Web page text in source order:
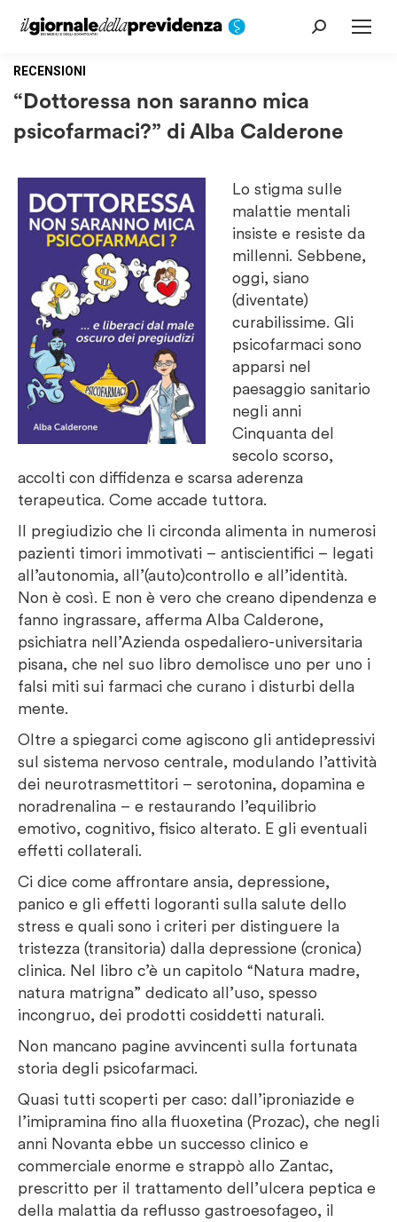
Cerca:
RECENSIONI
“Dottoressa non saranno mica
psicofarmaci?” di Alba Calderone
Lo stigma sulle
malattie mentali
insiste e resiste da
millenni. Sebbene,
oggi, siano
(diventate)
curabilissime. Gli
psicofarmaci sono
apparsi nel
paesaggio sanitario
negli anni
Cinquanta del
secolo scorso,
accolti con diffidenza e scarsa aderenza
terapeutica. Come accade tuttora.
Il pregiudizio che li circonda alimenta in numerosi
pazienti timori immotivati – antiscientifici – legati
all’autonomia, all’(auto)controllo e all’identità.
Non è così. E non è vero che creano dipendenza e
fanno ingrassare, afferma Alba Calderone,
psichiatra nell’Azienda ospedaliero-universitaria
pisana, che nel suo libro demolisce uno per uno i
falsi miti sui farmaci che curano i disturbi della
mente.
Oltre a spiegarci come agiscono gli antidepressivi
sul sistema nervoso centrale, modulando l’attività
dei neurotrasmettitori – serotonina, dopamina e
noradrenalina – e restaurando l’equilibrio
emotivo, cognitivo, fisico alterato. E gli eventuali
effetti collaterali.
Ci dice come affrontare ansia, depressione,
panico e gli effetti logoranti sulla salute dello
stress e quali sono i criteri per distinguere la
tristezza (transitoria) dalla depressione (cronica)
clinica. Nel libro c’è un capitolo “Natura madre,
natura matrigna” dedicato all’uso, spesso
incongruo, dei prodotti cosiddetti naturali.
Non mancano pagine avvincenti sulla fortunata
storia degli psicofarmaci.
Quasi tutti scoperti per caso: dall’iproniazide e
l’imipramina fino alla fluoxetina (Prozac), che negli
anni Novanta ebbe un successo clinico e
commerciale enorme e strappò allo Zantac,
prescritto per il trattamento dell’ulcera peptica e
della malattia da reflusso gastroesofageo, il